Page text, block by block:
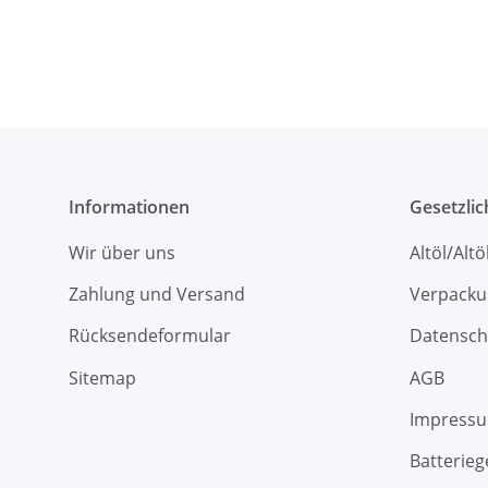
Informationen
Wir über uns
Zahlung und Versand
Rücksendeformular
Sitemap
Altöl/
AGB